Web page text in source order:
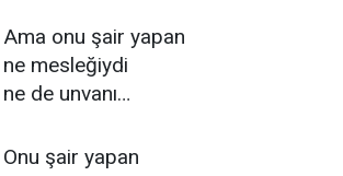
Ama onu şair yapan
ne mesleğiydi
ne de unvanı…
Onu şair yapan